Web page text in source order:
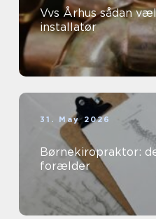
Vvs Århus sådan vælger du den rigtige
installatør
31. May 2026
Børnekiropraktor:
forælder